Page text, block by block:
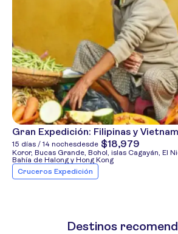
Gran Expedición: Filipinas y
15 días / 14 nochesdesde $18,979
Koror, Bucas Grande, Bohol, islas Cagayán, El
Bahía de Halong y Hong Kong
Cruceros Expedición
Destinos